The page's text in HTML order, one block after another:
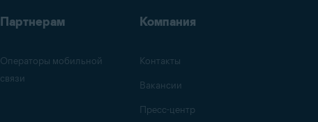
Партнерам
Операторы мобильной
связи
Компания
Контакты
Вакансии
Пресс-центр